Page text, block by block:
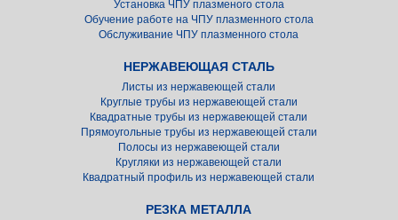
Установка ЧПУ плазменого стола
Обучение работе на ЧПУ плазменного стола
Обслуживание ЧПУ плазменного стола
НЕРЖАВЕЮЩАЯ СТАЛЬ
Листы из нержавеющей стали
Круглые трубы из нержавеющей стали
Квадратные трубы из нержавеющей стали
Прямоугольные трубы из нержавеющей стали
Полосы из нержавеющей стали
Кругляки из нержавеющей стали
Квадратный профиль из нержавеющей стали
РЕЗКА МЕТАЛЛА